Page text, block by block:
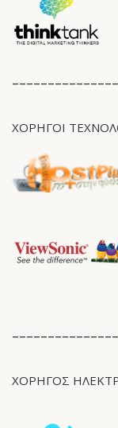
ΧΟΡΗΓΟΊ
ΧΟΡΗΓΟΣ